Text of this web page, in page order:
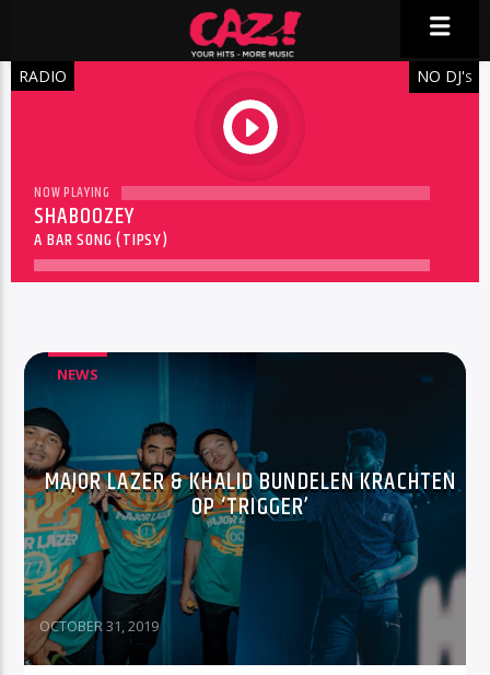
RADIO
play
NO DJ'S
NOW PLAYING
SHABOOZEY
A BAR SONG (TIPSY)
NEWS
MAJOR LAZER & KHALID BUNDELEN KRACHTEN
OP ‘TRIGGER’
OCTOBER 31, 2019